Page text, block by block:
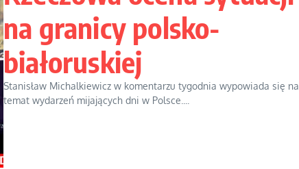
na granicy polsko-
białoruskiej
Stanisław Michalkiewicz w komentarzu tygodnia wypowiada się na
temat wydarzeń mijających dni w Polsce....